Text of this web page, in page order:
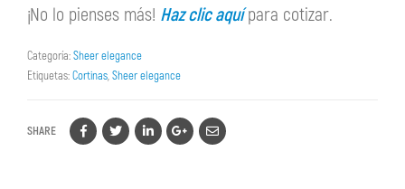
¡No lo pienses más! Haz clic aquípara cotizar.
Categoría:Sheer elegance
Etiquetas:Cortinas,Sheer elegance
SHARE